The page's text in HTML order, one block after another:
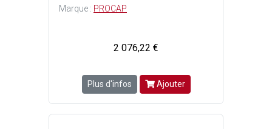
Marque : PROCAP
2 076,22 €
Plus d'infos Ajouter